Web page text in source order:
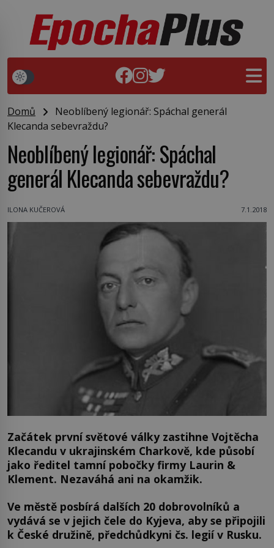
Domů
Neoblíbený legionář: Spáchal generál
Klecanda sebevraždu?
Neoblíbený legionář: Spáchal
generál Klecanda sebevraždu?
ILONA KUČEROVÁ 7.1.2018
Začátek první světové války zastihne Vojtěcha
Klecandu v ukrajinském Charkově, kde působí
jako ředitel tamní pobočky firmy Laurin &
Klement. Nezaváhá ani na okamžik.
Ve městě posbírá dalších 20 dobrovolníků a
vydává se v jejich čele do Kyjeva, aby se připojili
k České družině, předchůdkyni čs. legií v Rusku.